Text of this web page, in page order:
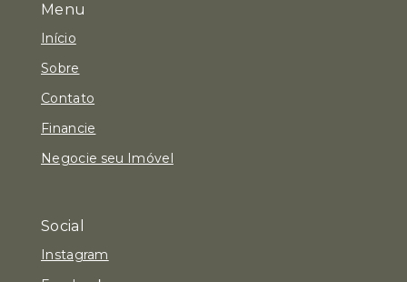
Menu
Início
Sobre
Contato
Financie
Negocie seu Imóvel
Social
Instagram